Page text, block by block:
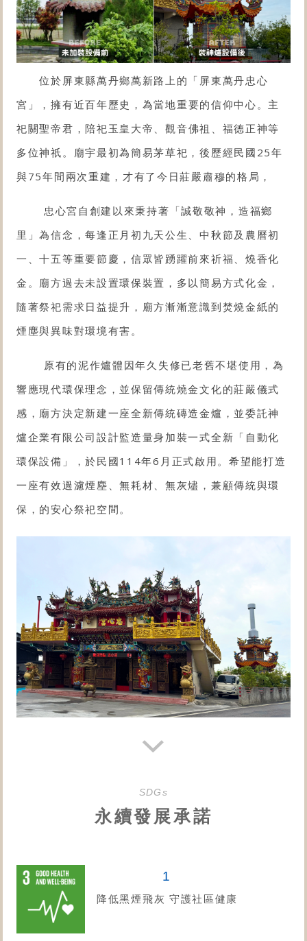
位於屏東縣萬丹鄉萬新路上的「 屏東萬丹忠心
宮 」，擁有近百年歷史，為當地重要的信仰中心。主
祀關聖帝君 ，陪祀玉皇大帝、觀音佛祖、福德正神等
多位神祇。廟宇最初為簡易茅草祀，後歷經民國25年
與75年間兩次重建，才有了今日莊嚴肅穆的格局，
忠心宮自創建以來秉持著「誠敬敬神，造福鄉
里」為信念，每逢正月初九天公生、中秋節及農曆初
一、十五等重要節慶，信眾皆踴躍前來祈福、燒香化
金。廟方過去未設置環保裝置，多以簡易方式化金，
隨著祭祀需求日益提升，廟方漸漸意識到焚燒金紙的
煙塵與異味對環境有害。
原有的泥作爐體因年久失修已老舊不堪使用，為
響應現代環保理念，並保留傳統燒金文化的莊嚴儀式
感，廟方決定新建一座全新傳統磚造金爐，並委託神
爐企業有限公司設計監造量身加裝一式全新「 自動化
環保設備 」，於民國114年6月正式啟用。希望能打造
一座有效過濾煙塵、無耗材、無灰燼，兼顧傳統與環
保，的安心祭祀空間。
SDGs
永續發展承諾
1
降低黑煙飛灰 守護社區健康